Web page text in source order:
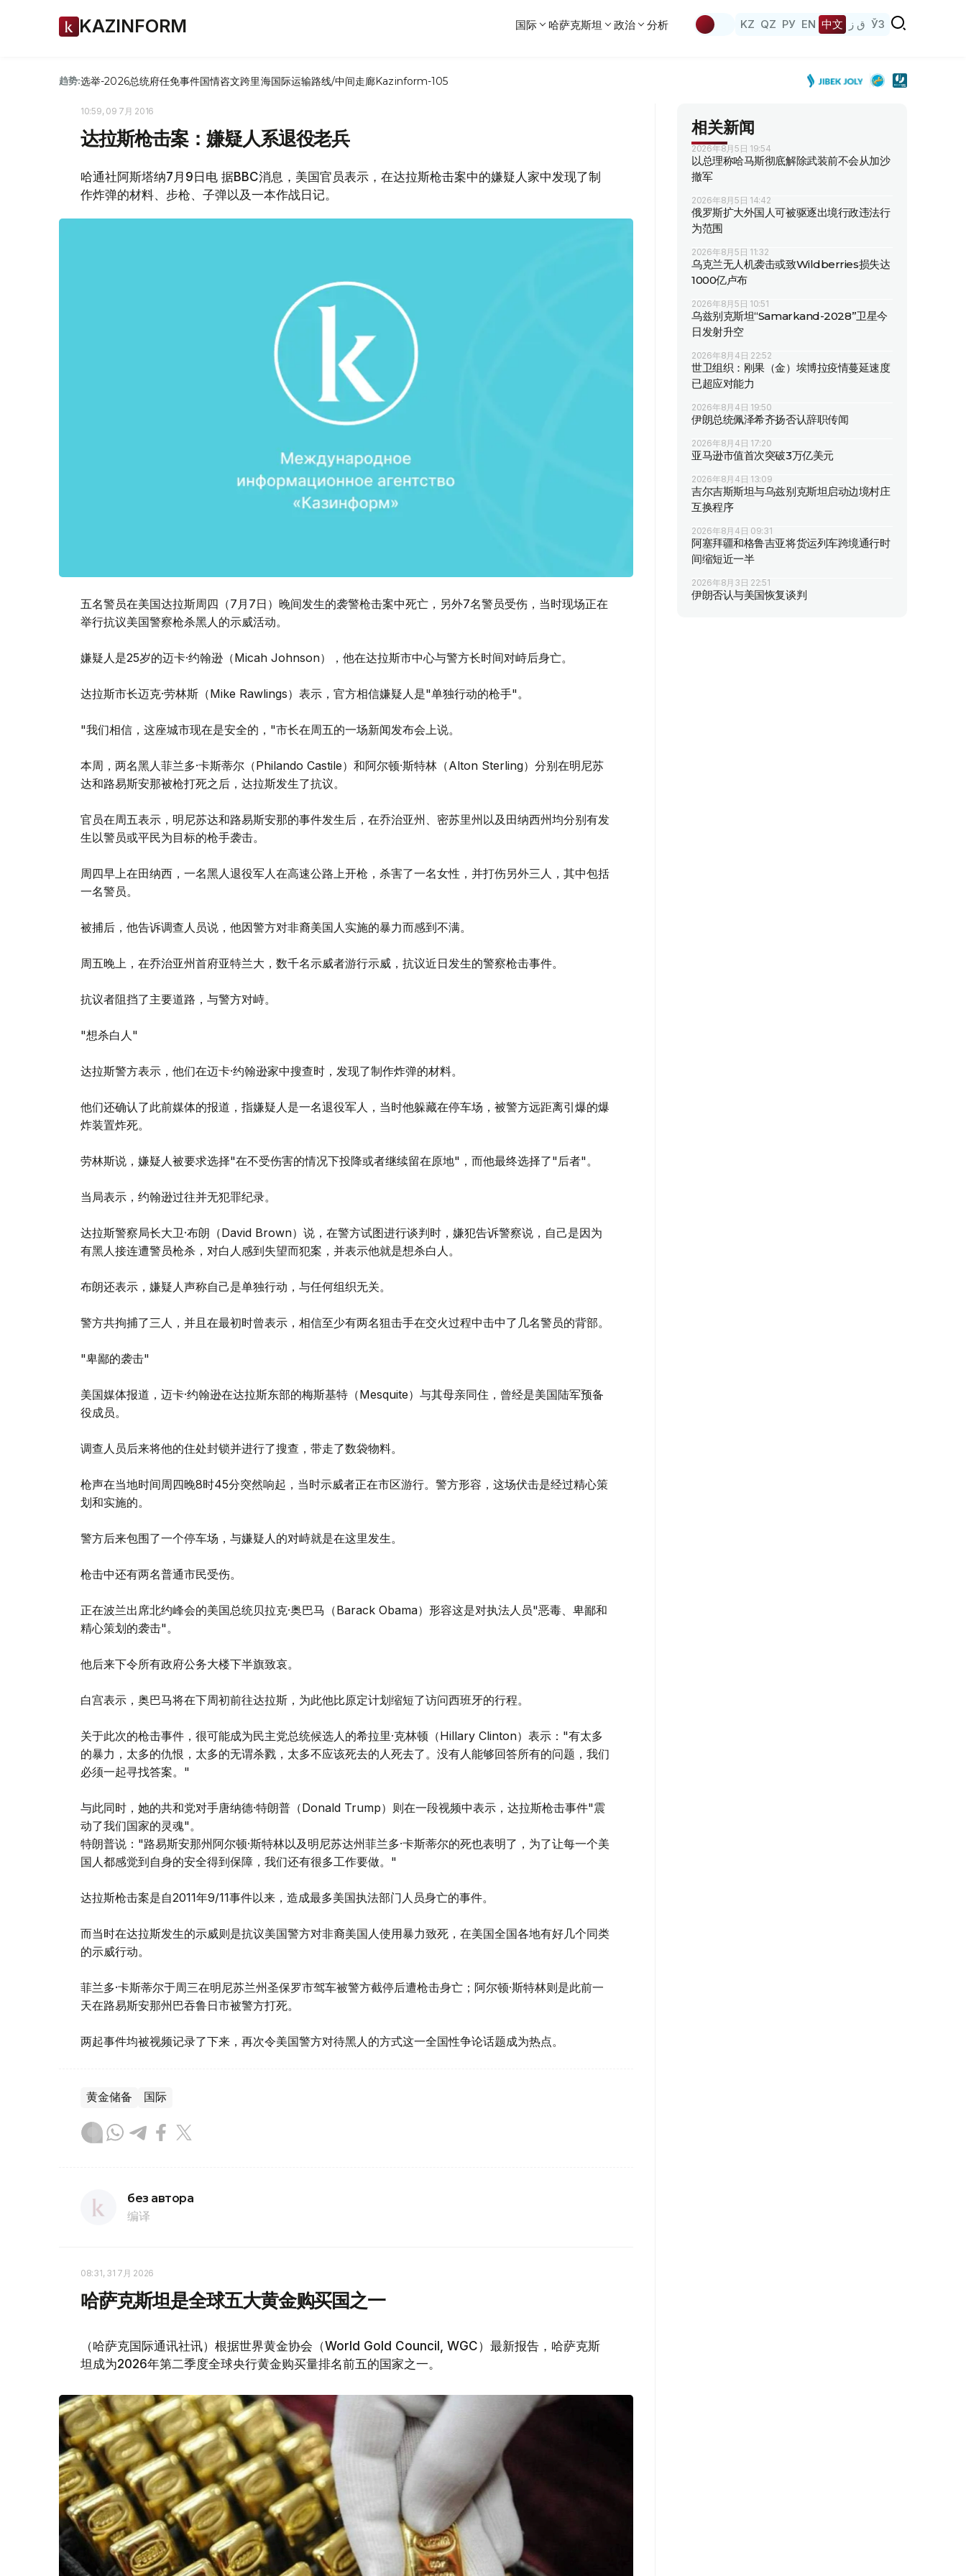
KAZINFORM 国际 哈萨克斯坦 政治 分析 KZ QZ РУ EN 中文 ق ز ЎЗ
趋势:选举-2026总统府任免事件国情咨文跨里海国际运输路线/中间走廊Kazinform-105
10:59, 09 7月 2016
达拉斯枪击案：嫌疑人系退役老兵
哈通社阿斯塔纳7月9日电 据BBC消息，美国官员表示，在达拉斯枪击案中的嫌疑人家中发现了制
作炸弹的材料、步枪、子弹以及一本作战日记。
五名警员在美国达拉斯周四（7月7日）晚间发生的袭警枪击案中死亡，另外7名警员受伤，当时现场正在
举行抗议美国警察枪杀黑人的示威活动。
嫌疑人是25岁的迈卡·约翰逊（Micah Johnson），他在达拉斯市中心与警方长时间对峙后身亡。
达拉斯市长迈克·劳林斯（Mike Rawlings）表示，官方相信嫌疑人是"单独行动的枪手"。
"我们相信，这座城市现在是安全的，"市长在周五的一场新闻发布会上说。
本周，两名黑人菲兰多·卡斯蒂尔（Philando Castile）和阿尔顿·斯特林（Alton Sterling）分别在明尼苏
达和路易斯安那被枪打死之后，达拉斯发生了抗议。
官员在周五表示，明尼苏达和路易斯安那的事件发生后，在乔治亚州、密苏里州以及田纳西州均分别有发
生以警员或平民为目标的枪手袭击。
周四早上在田纳西，一名黑人退役军人在高速公路上开枪，杀害了一名女性，并打伤另外三人，其中包括
一名警员。
被捕后，他告诉调查人员说，他因警方对非裔美国人实施的暴力而感到不满。
周五晚上，在乔治亚州首府亚特兰大，数千名示威者游行示威，抗议近日发生的警察枪击事件。
抗议者阻挡了主要道路，与警方对峙。
"想杀白人"
达拉斯警方表示，他们在迈卡·约翰逊家中搜查时，发现了制作炸弹的材料。
他们还确认了此前媒体的报道，指嫌疑人是一名退役军人，当时他躲藏在停车场，被警方远距离引爆的爆
炸装置炸死。
劳林斯说，嫌疑人被要求选择"在不受伤害的情况下投降或者继续留在原地"，而他最终选择了"后者"。
当局表示，约翰逊过往并无犯罪纪录。
达拉斯警察局长大卫·布朗（David Brown）说，在警方试图进行谈判时，嫌犯告诉警察说，自己是因为
有黑人接连遭警员枪杀，对白人感到失望而犯案，并表示他就是想杀白人。
布朗还表示，嫌疑人声称自己是单独行动，与任何组织无关。
警方共拘捕了三人，并且在最初时曾表示，相信至少有两名狙击手在交火过程中击中了几名警员的背部。
"卑鄙的袭击"
美国媒体报道，迈卡·约翰逊在达拉斯东部的梅斯基特（Mesquite）与其母亲同住，曾经是美国陆军预备
役成员。
调查人员后来将他的住处封锁并进行了搜查，带走了数袋物料。
枪声在当地时间周四晚8时45分突然响起，当时示威者正在市区游行。警方形容，这场伏击是经过精心策
划和实施的。
警方后来包围了一个停车场，与嫌疑人的对峙就是在这里发生。
枪击中还有两名普通市民受伤。
正在波兰出席北约峰会的美国总统贝拉克·奥巴马（Barack Obama）形容这是对执法人员"恶毒、卑鄙和
精心策划的袭击"。
他后来下令所有政府公务大楼下半旗致哀。
白宫表示，奥巴马将在下周初前往达拉斯，为此他比原定计划缩短了访问西班牙的行程。
关于此次的枪击事件，很可能成为民主党总统候选人的希拉里·克林顿（Hillary Clinton）表示："有太多
的暴力，太多的仇恨，太多的无谓杀戮，太多不应该死去的人死去了。没有人能够回答所有的问题，我们
必须一起寻找答案。"
与此同时，她的共和党对手唐纳德·特朗普（Donald Trump）则在一段视频中表示，达拉斯枪击事件"震
动了我们国家的灵魂"。
特朗普说："路易斯安那州阿尔顿·斯特林以及明尼苏达州菲兰多·卡斯蒂尔的死也表明了，为了让每一个美
国人都感觉到自身的安全得到保障，我们还有很多工作要做。"
达拉斯枪击案是自2011年9/11事件以来，造成最多美国执法部门人员身亡的事件。
而当时在达拉斯发生的示威则是抗议美国警方对非裔美国人使用暴力致死，在美国全国各地有好几个同类
的示威行动。
菲兰多·卡斯蒂尔于周三在明尼苏兰州圣保罗市驾车被警方截停后遭枪击身亡；阿尔顿·斯特林则是此前一
天在路易斯安那州巴吞鲁日市被警方打死。
两起事件均被视频记录了下来，再次令美国警方对待黑人的方式这一全国性争论话题成为热点。
黄金储备 国际
без автора
编译
08:31, 31 7月 2026
哈萨克斯坦是全球五大黄金购买国之一
（哈萨克国际通讯社讯）根据世界黄金协会（World Gold Council, WGC）最新报告，哈萨克斯
坦成为2026年第二季度全球央行黄金购买量排名前五的国家之一。
相关新闻
2026年8月5日 19:54
以总理称哈马斯彻底解除武装前不会从加沙
撤军
2026年8月5日 14:42
俄罗斯扩大外国人可被驱逐出境行政违法行
为范围
2026年8月5日 11:32
乌克兰无人机袭击或致Wildberries损失达
1000亿卢布
2026年8月5日 10:51
乌兹别克斯坦“Samarkand-2028”卫星今
日发射升空
2026年8月4日 22:52
世卫组织：刚果（金）埃博拉疫情蔓延速度
已超应对能力
2026年8月4日 19:50
伊朗总统佩泽希齐扬否认辞职传闻
2026年8月4日 17:20
亚马逊市值首次突破3万亿美元
2026年8月4日 13:09
吉尔吉斯斯坦与乌兹别克斯坦启动边境村庄
互换程序
2026年8月4日 09:31
阿塞拜疆和格鲁吉亚将货运列车跨境通行时
间缩短近一半
2026年8月3日 22:51
伊朗否认与美国恢复谈判